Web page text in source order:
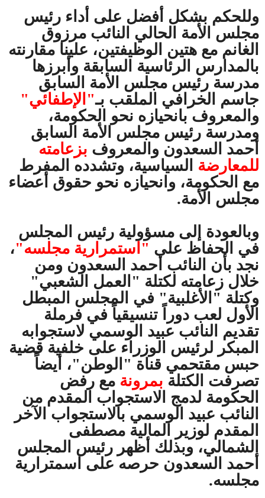
وللحكم بشكل أفضل على أداء رئيس
مجلس الأمة الحالي النائب مرزوق
الغانم مع هتين الوظيفتين، علينا مقارنته
بالمدارس الرئاسية السابقة وأبرزها
مدرسة رئيس مجلس الأمة السابق
جاسم الخرافي الملقب بـ"الإطفائي"
والمعروف بانحيازه نحو الحكومة،
ومدرسة رئيس مجلس الأمة السابق
أحمد السعدون والمعروف بزعامته
للمعارضة السياسية، وتشدده المفرط
مع الحكومة، وانحيازه نحو حقوق أعضاء
مجلس الأمة.
وبالعودة إلى مسؤولية رئيس المجلس
في الحفاظ على "استمرارية مجلسه"،
نجد بأن النائب أحمد السعدون ومن
خلال زعامته لكتلة "العمل الشعبي"
وكتلة "الأغلبية" في المجلس المبطل
الأول لعب دوراً تنسيقياً في فرملة
تقديم النائب عبيد الوسمي لاستجوابه
المبكر لرئيس الوزراء على خلفية قضية
حبس مقتحمي قناة "الوطن"، أيضاً
تصرفت الكتلة بمرونة مع رفض
الحكومة لدمج الاستجواب المقدم من
النائب عبيد الوسمي بالاستجواب الآخر
المقدم لوزير المالية مصطفى
الشمالي، وبذلك أظهر رئيس المجلس
أحمد السعدون حرصه على اسمترارية
مجلسه.